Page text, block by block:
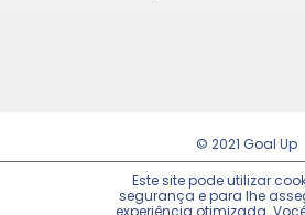
© 2021 Goal Up
Trabalhe
Este site pode utilizar
segurança e para lhe
experiência otimizada.